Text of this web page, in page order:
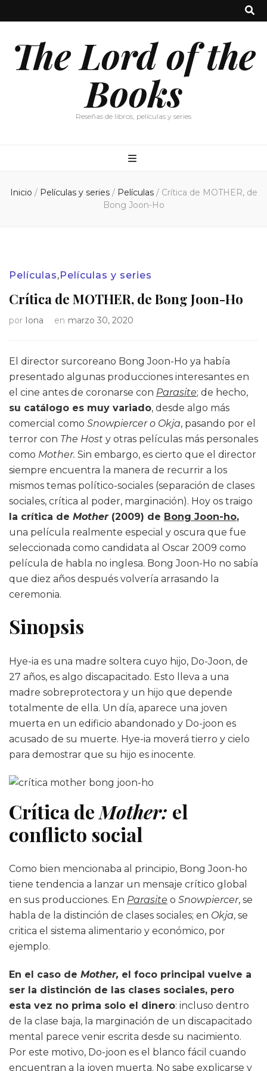
The Lord of the
Books
Reseñas de libros, películas y series
Inicio / Películas y series / Películas / Crítica de MOTHER, de
Bong Joon-Ho
Películas,Películas y series
Crítica de MOTHER, de Bong Joon-Ho
por Iona en marzo 30, 2020
El director surcoreano Bong Joon-Ho ya había
presentado algunas producciones interesantes en
el cine antes de coronarse con Parasite; de hecho,
su catálogo es muy variado, desde algo más
comercial como Snowpiercer o Okja, pasando por el
terror con The Host y otras películas más personales
como Mother. Sin embargo, es cierto que el director
siempre encuentra la manera de recurrir a los
mismos temas político-sociales (separación de clases
sociales, crítica al poder, marginación). Hoy os traigo
la crítica de Mother(2009) de Bong Joon-ho,
una película realmente especial y oscura que fue
seleccionada como candidata al Oscar 2009 como
película de habla no inglesa. Bong Joon-Ho no sabía
que diez años después volvería arrasando la
ceremonia.
Sinopsis
Hye-ia es una madre soltera cuyo hijo, Do-Joon, de
27 años, es algo discapacitado. Esto lleva a una
madre sobreprotectora y un hijo que depende
totalmente de ella. Un día, aparece una joven
muerta en un edificio abandonado y Do-joon es
acusado de su muerte. Hye-ia moverá tierro y cielo
para demostrar que su hijo es inocente.
Crítica de Mother: el
conflicto social
Como bien mencionaba al principio, Bong Joon-ho
tiene tendencia a lanzar un mensaje crítico global
en sus producciones. En Parasite o Snowpiercer, se
habla de la distinción de clases sociales; en Okja, se
critica el sistema alimentario y económico, por
ejemplo.
En el caso de Mother, el foco principal vuelve a
ser la distinción de las clases sociales, pero
esta vez no prima solo el dinero: incluso dentro
de la clase baja, la marginación de un discapacitado
mental parece venir escrita desde su nacimiento.
Por este motivo, Do-joon es el blanco fácil cuando
encuentran a la joven muerta. No sabe explicarse y